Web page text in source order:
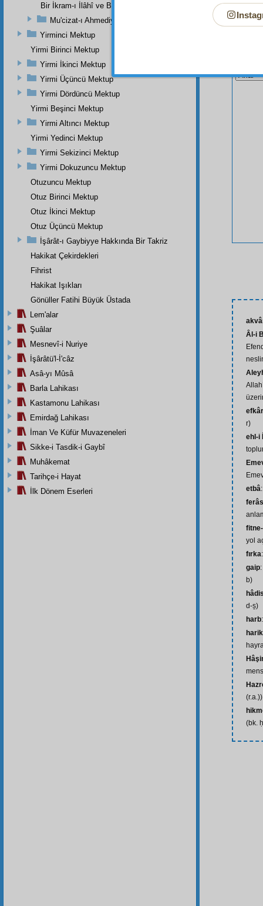
Âl-i
efkâr
r)
ehl-i
etbâ
yol
fırka
gaip
b)
d-s̱)
harb
(r.a.))
(bk.
Bir İkram-ı İlâhî ve Bir Eser-i İnâyet-i Rabbâniye
Mu'cizat-ı Ahmediye'nin Birinci Zeyli
Yirminci Mektup
Yirmi Birinci Mektup
Yirmi İkinci Mektup
Yirmi Üçüncü Mektup
Yirmi Dördüncü Mektup
Yirmi Beşinci Mektup
Yirmi Altıncı Mektup
Yirmi Yedinci Mektup
Yirmi Sekizinci Mektup
Yirmi Dokuzuncu Mektup
Otuzuncu Mektup
Otuz Birinci Mektup
Otuz İkinci Mektup
Otuz Üçüncü Mektup
İşârât-ı Gaybiyye Hakkında Bir Takriz
Hakikat Çekirdekleri
Fihrist
Hakikat Işıkları
Gönüller Fatihi Büyük Üstada
Lem'alar
Şuâlar
Mesnevî-i Nuriye
İşârâtü'l-İ'câz
Asâ-yı Mûsâ
Barla Lahikası
Kastamonu Lahikası
Emirdağ Lahikası
İman Ve Küfür Muvazeneleri
Sikke-i Tasdik-i Gaybî
Muhâkemat
Tarihçe-i Hayat
İlk Dönem Eserleri